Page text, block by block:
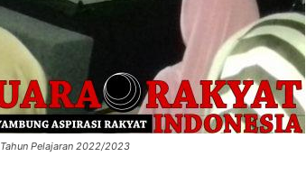
Pelajaran 2022/2023